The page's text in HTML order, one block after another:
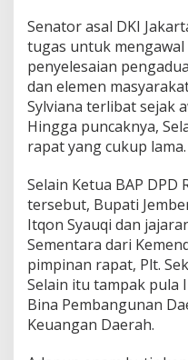
Senator asal DKI
tugas untuk mengawal
penyelesaian
dan elemen
Sylviana terlibat sejak
Hingga puncaknya,
rapat yang cukup lama.
Selain Ketua BAP DPD
tersebut, Bupati
Itqon Syauqi dan
Sementara dari
pimpinan rapat, Plt.
Selain itu tampak pula
Bina Pembangunan
Keuangan Daerah.